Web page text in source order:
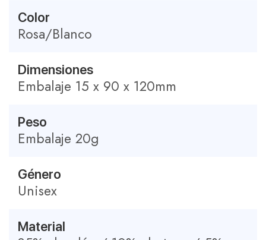
Color
Rosa/Blanco
Dimensiones
Embalaje 15 x 90 x 120mm
Peso
Embalaje 20g
Género
Unisex
Material